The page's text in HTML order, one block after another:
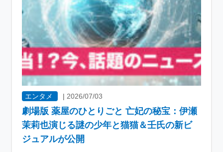
エンタメ | 2026/07/03
劇場版 薬屋のひとりごと 亡妃の秘宝：伊瀬
茉莉也演じる謎の少年と猫猫＆壬氏の新ビ
ジュアルが公開